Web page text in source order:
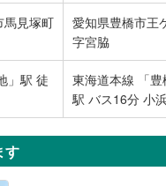
馬見塚町
愛知県豊橋市王
字宮脇
」駅 徒
東海道本線 「豊
駅 バス16分 小
停下車 徒歩2分
す